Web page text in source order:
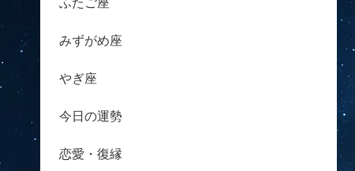
ふたご座
みずがめ座
やぎ座
今日の運勢
恋愛・復縁